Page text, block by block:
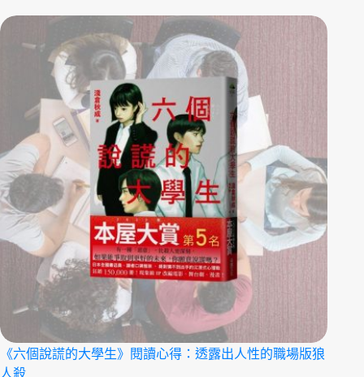
《六個說謊的大學生》閱讀心得：透露出人性的職場版狼
人殺